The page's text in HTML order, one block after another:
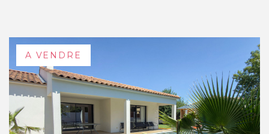
A VENDRE